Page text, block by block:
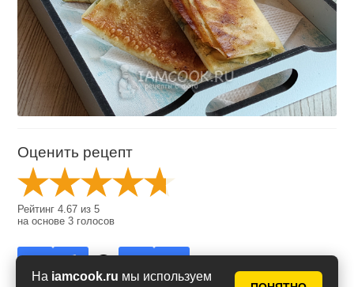
На iamcook.ru мы используем
Оценить рецепт
Рейтинг4.67 из5
на основе3 голосов